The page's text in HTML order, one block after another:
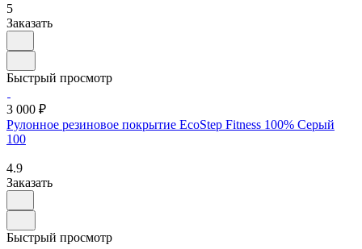
5
Заказать
Быстрый просмотр
3 000 ₽
Рулонное резиновое покрытие EcoStep Fitness 100% Серый
100
4.9
Заказать
Быстрый просмотр